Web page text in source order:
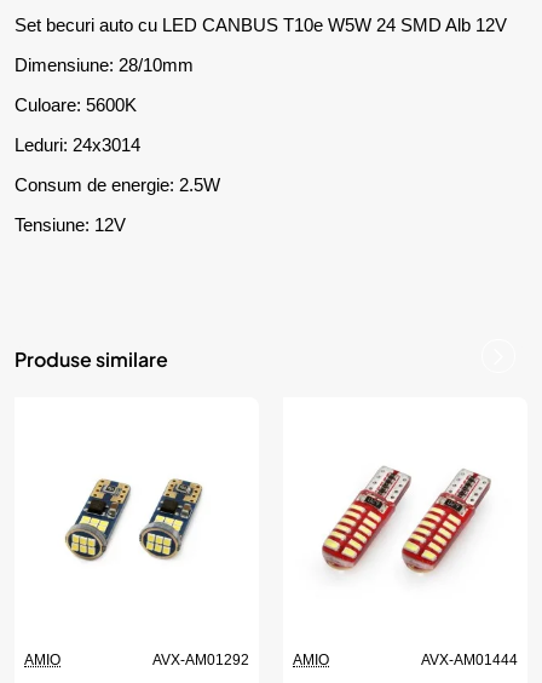
Set becuri auto cu LED CANBUS T10e W5W 24 SMD Alb 12V
Dimensiune: 28/10mm
Culoare: 5600K
Leduri: 24x3014
Consum de energie: 2.5W
Tensiune: 12V
Produse similare
AMIO AVX-AM01292 AMIO AVX-AM01444